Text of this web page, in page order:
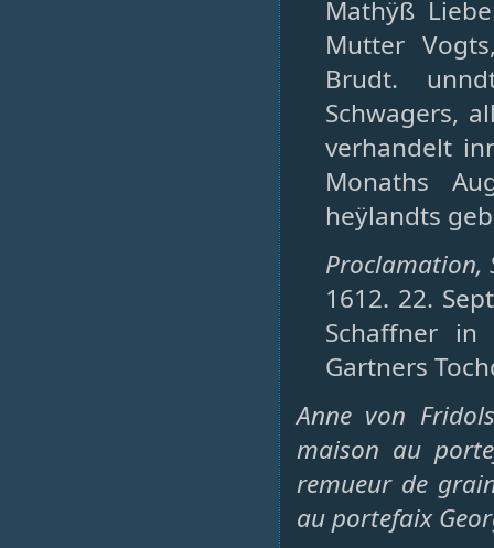
Mathÿß
Mutter
Brudt.
Schwagers,
verhandelt
Monaths
heÿlandts
Proclamation,
1612. 22.
Schaffner
Gartners
Anne von
maison au
remueur de
au portefaix